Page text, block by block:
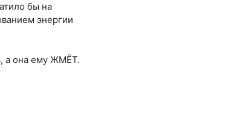
бы на
энергии
а она ему ЖМЁТ.